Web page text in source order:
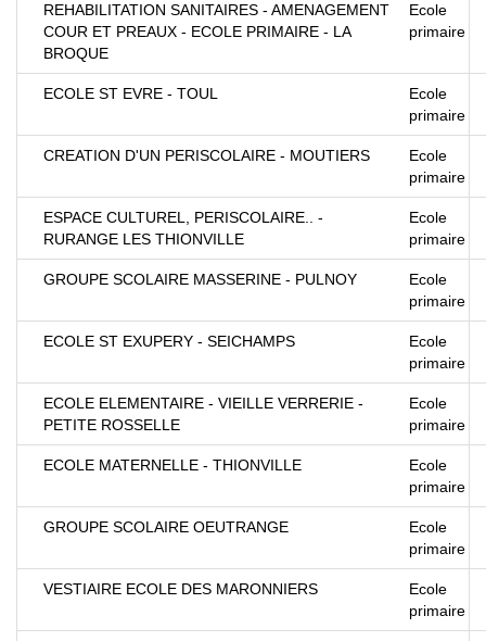
REHABILITATION SANITAIRES - AMENAGEMENT
COUR ET PREAUX - ECOLE PRIMAIRE - LA
BROQUE
Ecole
primaire
ECOLE ST EVRE - TOUL
Ecole
primaire
CREATION D'UN PERISCOLAIRE - MOUTIERS
Ecole
primaire
ESPACE CULTUREL, PERISCOLAIRE.. -
RURANGE LES THIONVILLE
Ecole
primaire
GROUPE SCOLAIRE MASSERINE - PULNOY
Ecole
primaire
ECOLE ST EXUPERY - SEICHAMPS
Ecole
primaire
ECOLE ELEMENTAIRE - VIEILLE VERRERIE -
PETITE ROSSELLE
Ecole
primaire
ECOLE MATERNELLE - THIONVILLE
Ecole
primaire
GROUPE SCOLAIRE OEUTRANGE
Ecole
primaire
VESTIAIRE ECOLE DES MARONNIERS
Ecole
primaire